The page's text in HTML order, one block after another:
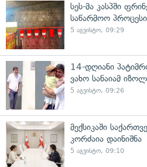
სეს-მა კასპში
საწარმოო
5 აგვისტო, 09:29
14-დღიანი
ვახო სანაიამ
5 აგვისტო, 09:26
მექსიკაში
კორძაია დაინიშნა
5 აგვისტო, 09:10